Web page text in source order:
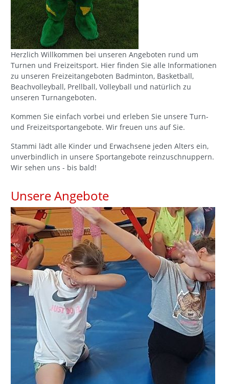
Herzlich Willkommen bei unseren Angeboten rund um
Turnen und Freizeitsport. Hier finden Sie alle Informationen
zu unseren Freizeitangeboten Badminton, Basketball,
Beachvolleyball, Prellball, Volleyball und natürlich zu
unseren Turnangeboten.
Kommen Sie einfach vorbei und erleben Sie unsere Turn-
und Freizeitsportangebote. Wir freuen uns auf Sie.
Stammi lädt alle Kinder und Erwachsene jeden Alters ein,
unverbindlich in unsere Sportangebote reinzuschnuppern.
Wir sehen uns - bis bald!
Unsere Angebote